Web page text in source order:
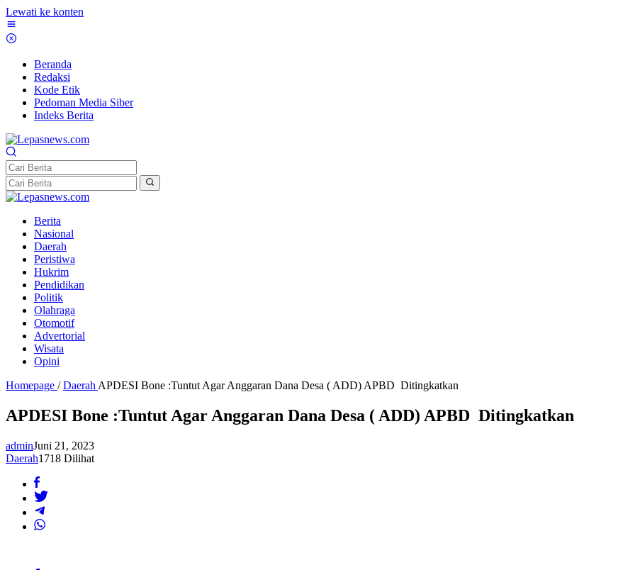
Lewati ke konten
Beranda
Redaksi
Kode Etik
Pedoman Media Siber
Indeks Berita
Berita
Nasional
Daerah
Peristiwa
Hukrim
Pendidikan
Politik
Olahraga
Otomotif
Advertorial
Wisata
Opini
Homepage / Daerah APDESI Bone :Tuntut Agar Anggaran Dana Desa ( ADD) APBD Ditingkatkan
APDESI Bone :Tuntut Agar Anggaran Dana Desa ( ADD) APBD Ditingkatkan
adminJuni 21, 2023
Daerah1718 Dilihat